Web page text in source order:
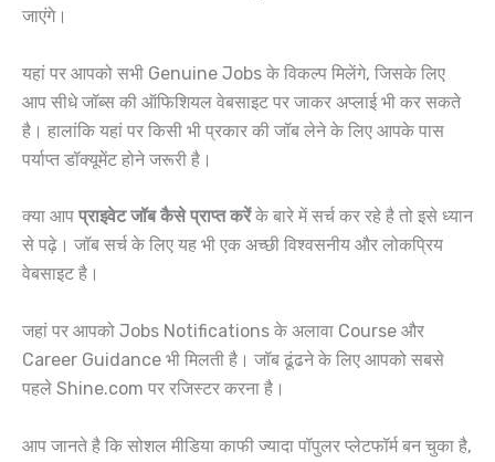
जाएंगे।
यहां पर आपको सभी Genuine Jobs के विकल्प मिलेंगे, जिसके लिए
आप सीधे जॉब्स की ऑफिशियल वेबसाइट पर जाकर अप्लाई भी कर सकते
है। हालांकि यहां पर किसी भी प्रकार की जॉब लेने के लिए आपके पास
पर्याप्त डॉक्यूमेंट होने जरूरी है।
क्या आप प्राइवेट जॉब कैसे प्राप्त करेंके बारे में सर्च कर रहे है तो इसे ध्यान
से पढ़े। जॉब सर्च के लिए यह भी एक अच्छी विश्वसनीय और लोकप्रिय
वेबसाइट है।
जहां पर आपको Jobs Notifications के अलावा Course और
Career Guidance भी मिलती है। जॉब ढूंढने के लिए आपको सबसे
पहले Shine.com पर रजिस्टर करना है।
आप जानते है कि सोशल मीडिया काफी ज्यादा पॉपुलर प्लेटफॉर्म बन चुका है,